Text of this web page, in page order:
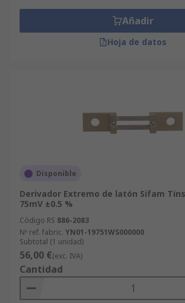
Añadir
Hoja de datos
Disponible
Derivador Extremo de latón Sifam
75mV ±0.5 %
Código RS 886-2083
Nº ref. fabric. YN01-19751WS000000
Subtotal (1 unidad)
56,00 €(exc. IVA)
Cantidad